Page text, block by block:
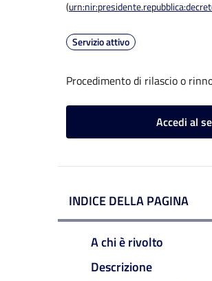
(
Servizio attivo
Procedimento di rilascio o
Accedi al
INDICE DELLA PAGINA
A chi è rivolto
Descrizione